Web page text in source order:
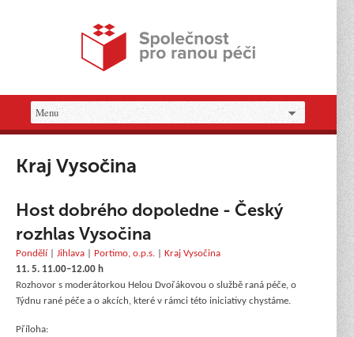
Kraj Vysočina
Host dobrého dopoledne - Český
rozhlas Vysočina
Pondělí| Jihlava Portimo, o.p.s.
Kraj Vysočina
11. 5. 11.00–12.00 h
Rozhovor s moderátorkou Helou Dvořákovou o službě raná péče, o
Týdnu rané péče a o akcích, které v rámci této iniciativy chystáme.
Příloha: